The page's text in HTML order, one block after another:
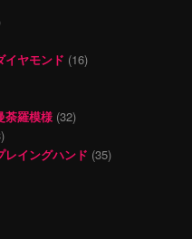
イヤモンド (16)
荼羅模様 (32)
レイングハンド (35)